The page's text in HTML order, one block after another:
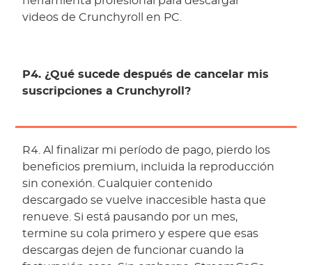
videos de Crunchyroll en PC.
P4. ¿Qué sucede después de cancelar mis
suscripciones a Crunchyroll?
R4. Al finalizar mi período de pago, pierdo los
beneficios premium, incluida la reproducción
sin conexión. Cualquier contenido
descargado se vuelve inaccesible hasta que
renueve. Si está pausando por un mes,
termine su cola primero y espere que esas
descargas dejen de funcionar cuando la